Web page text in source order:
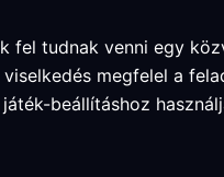
fel tudnak venni egy
megfelel a
beállításhoz